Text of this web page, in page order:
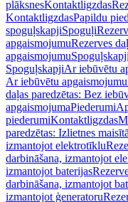
plāksnesKontaktligzdas
KontaktligzdasPapildu
spoguļskapjiSpoguļi
apgaismojumuRezerves
apgaismojumuSpoguļskapji
SpoguļskapjiAr iebūvētu
Ar iebūvētu apgaismojumu
daļas paredzētas: Bez
apgaismojumaPiederumi
piederumiKontaktligzdas
paredzētas: Izlietnes
izmantojot elektrotīklu
darbināšana, izmantojot
izmantojot baterijas
darbināšana, izmantojot
izmantojot ģeneratoru